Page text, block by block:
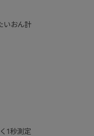
いおん計
1秒測定